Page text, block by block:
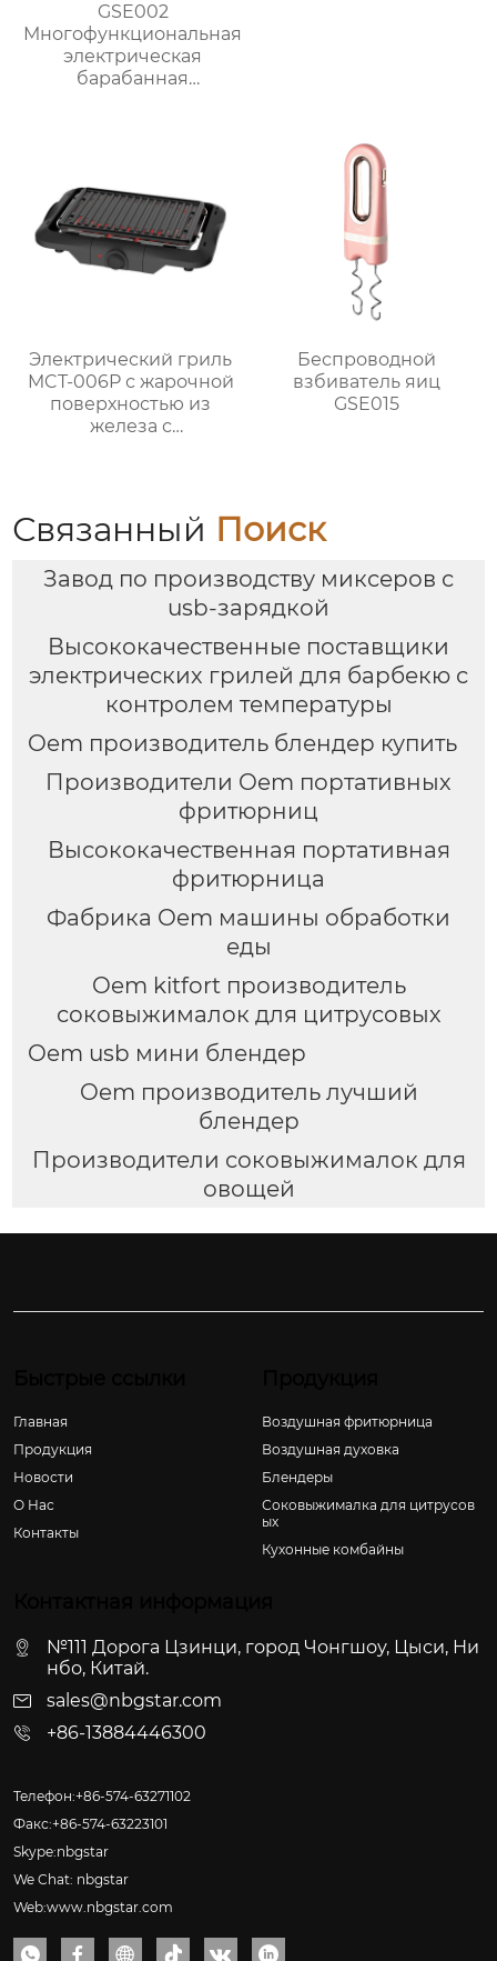
GSE002
Многофункциональная
электрическая
барабанная
Электрический гриль
MCT-006P с жарочной
поверхностью из
железа с
Беспроводной
взбиватель яиц
GSE015
Связанный Поиск
Завод по производству миксеров с
usb-зарядкой
Высококачественные поставщики
электрических грилей для барбекю с
контролем температуры
Oem производитель блендер купить
Производители Oem портативных
фритюрниц
Высококачественная портативная
фритюрница
Фабрика Oem машины обработки
еды
Oem kitfort производитель
соковыжималок для цитрусовых
Oem usb мини блендер
Oem производитель лучший
блендер
Производители соковыжималок для
овощей
Главная
Продукция
Новости
О Hас
Контакты
Воздушная фритюрница
Воздушная духовка
Блендеры
Соковыжималка для цитрусов
ых
Кухонные комбайны
№111 Дорога Цзинци, город Чонгшоу, Цыси, Ни
нбо, Китай.
sales@nbgstar.com
+86-13884446300
Телефон:+86-574-63271102
Факс:+86-574-63223101
Skype:nbgstar
We Chat: nbgstar
Web:www.nbgstar.com
     